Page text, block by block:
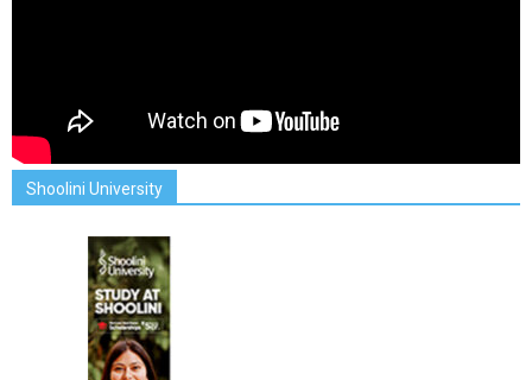
Shoolini University